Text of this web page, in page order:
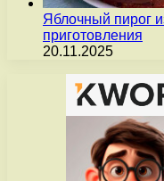
Яблочный пирог
приготовления
20.11.2025